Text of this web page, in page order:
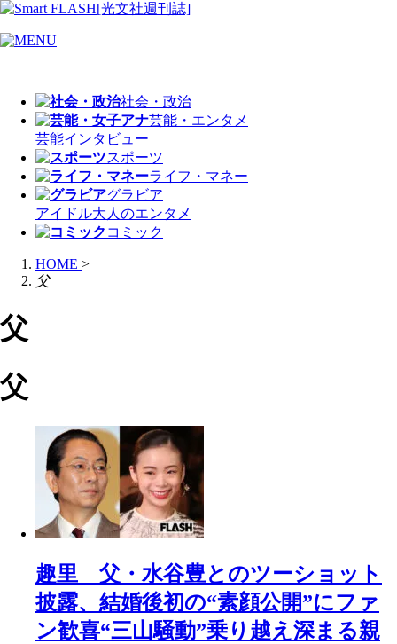
社会・政治
芸能・エンタメ
芸能インタビュー
スポーツ
ライフ・マネー
グラビア
アイドル大人のエンタメ
コミック
HOME >
父
父
父
趣里 父・水谷豊とのツーショット
披露、結婚後初の“素顔公開”にファ
ン歓喜“三山騒動”乗り越え深まる親